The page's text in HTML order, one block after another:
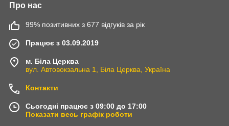
Про нас
99% позитивних з 677 відгуків за рік
Працює з 03.09.2019
м. Біла Церква
вул. Автовокзальна 1, Біла Церква, Україна
Контакти
Сьогодні працює з 09:00 до 17:00
Показати весь графік роботи